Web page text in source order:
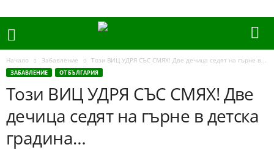
Начало Забавление Този ВИЦ УДРЯ СЪС СМЯХ! Две дечица седят на гърне в...
ЗАБАВЛЕНИЕ ОТ БЪЛГАРИЯ
Този ВИЦ УДРЯ СЪС СМЯХ! Две
дечица седят на гърне в детска
градина…